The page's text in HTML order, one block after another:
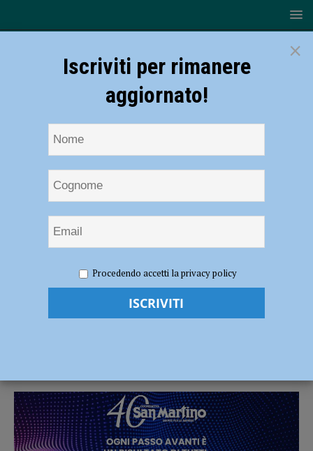
album cantautorale poetico e folk di Alessandro Colpani
Confini, il nuovo album cantautorale
×
Iscriviti per rimanere
aggiornato!
Procedendo accetti la privacy policy